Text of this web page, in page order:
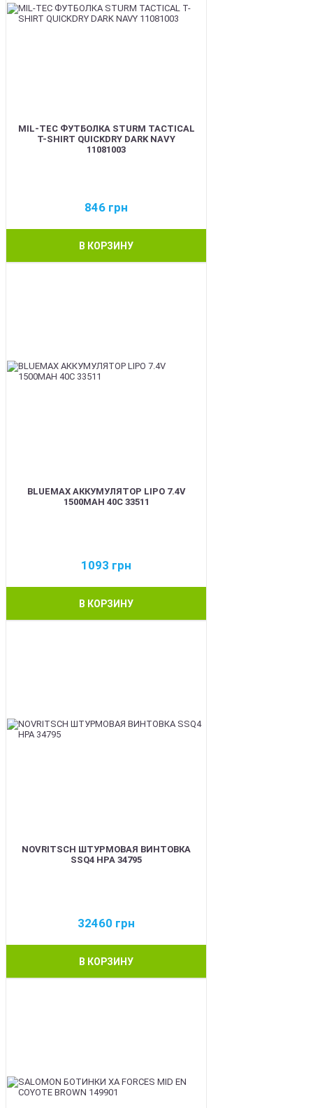
MIL-TEC ФУТБОЛКА STURM TACTICAL
T-SHIRT QUICKDRY DARK NAVY
11081003
846 грн
В КОРЗИНУ
BLUEMAX АККУМУЛЯТОР LIPO 7.4V
1500MAH 40C 33511
1093 грн
В КОРЗИНУ
NOVRITSCH ШТУРМОВАЯ ВИНТОВКА
SSQ4 HPA 34795
32460 грн
В КОРЗИНУ